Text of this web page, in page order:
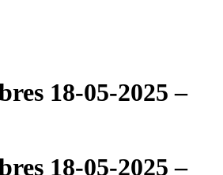
18-05-2025 –
18-05-2025 –